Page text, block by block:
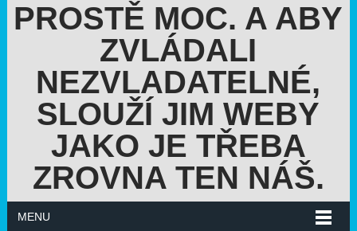
PROSTĚ MOC. A ABY
ZVLÁDALI
NEZVLADATELNÉ,
SLOUŽÍ JIM WEBY
JAKO JE TŘEBA
ZROVNA TEN NÁŠ.
MENU